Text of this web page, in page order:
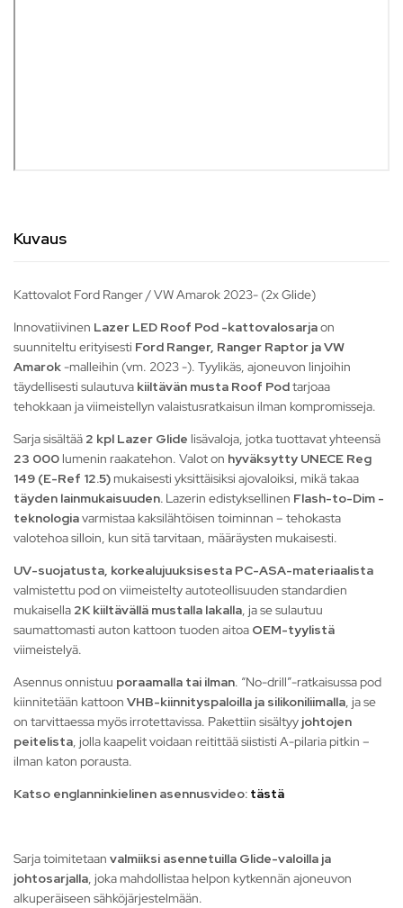
Kuvaus
Kattovalot Ford Ranger / VW Amarok 2023- (2x Glide)
Innovatiivinen Lazer LED Roof Pod -kattovalosarjaon
suunniteltu erityisesti Ford Ranger, Ranger Raptor ja VW
Amarok-malleihin (vm. 2023 -). Tyylikäs, ajoneuvon linjoihin
täydellisesti sulautuva kiiltävän musta Roof Podtarjoaa
tehokkaan ja viimeistellyn valaistusratkaisun ilman kompromisseja.
Sarja sisältää 2 kpl Lazer Glide lisävaloja, jotka tuottavat yhteensä
23 000 lumenin raakatehon. Valot on hyväksytty UNECE Reg
149 (E-Ref 12.5) mukaisesti yksittäisiksi ajovaloiksi, mikä takaa
täyden lainmukaisuuden. Lazerin edistyksellinen Flash-to-Dim -
teknologiavarmistaa kaksilähtöisen toiminnan – tehokasta
valotehoa silloin, kun sitä tarvitaan, määräysten mukaisesti.
UV-suojatusta, korkealujuuksisesta PC-ASA-materiaalista
valmistettu pod on viimeistelty autoteollisuuden standardien
mukaisella 2K kiiltävällä mustalla lakalla, ja se sulautuu
saumattomasti auton kattoon tuoden aitoa OEM-tyylistä
viimeistelyä.
Asennus onnistuu poraamalla tai ilman. “No-drill”-ratkaisussa pod
kiinnitetään kattoon VHB-kiinnityspaloilla ja silikoniliimalla, ja se
on tarvittaessa myös irrotettavissa. Pakettiin sisältyy johtojen
peitelista, jolla kaapelit voidaan reitittää siististi A-pilaria pitkin –
ilman katon porausta.
Katso englanninkielinen asennusvideo: tästä
Sarja toimitetaan valmiiksi asennetuilla Glide-valoilla ja
johtosarjalla, joka mahdollistaa helpon kytkennän ajoneuvon
alkuperäiseen sähköjärjestelmään.